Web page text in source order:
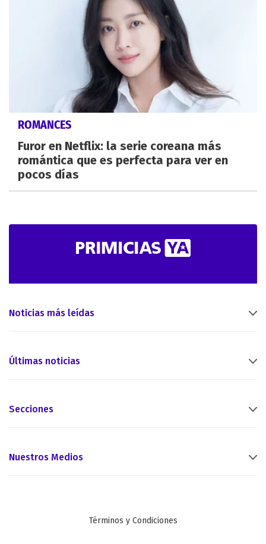
ROMANCES
Furor en Netflix: la serie coreana más
romántica que es perfecta para ver en
pocos días
Noticias más leídas
Últimas noticias
Secciones
Nuestros Medios
Términos y Condiciones